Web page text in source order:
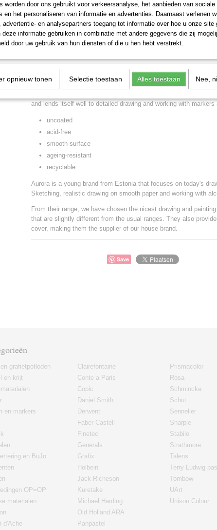
Aurora is een jong merk uit Estland dat zich richt op de
Sketchting, realistisch tekenen op glad paper en het werken met
Uit hun assortiment hebben we de leukste teken-en
maten die net even wat afwijken van de gangbare assortimenten.
Aurora Bristol 18x18cm 300 gram, 20 sheets
This block contains 20 sheets of 300-gram acid-free Bristol
and lends itself well to detailed drawing and working with markers
uncoated
acid-free
smooth surface
ageing-resistant
recyclable
Aurora is a young brand from Estonia that focuses on today's
Sketching, realistic drawing on smooth paper and working with
From their range, we have chosen the nicest drawing and
that are slightly different from the usual ranges. They also
cover, making them the supplier of our house brand.
Save
grafietpotloden
en krijt
en markers
en BuJo
OP=OP
materialen
d'Ache
Clairefontaine
Conte a Paris
Copic
Daniel Smith
Derwent
Faber Castell
Finetec
Generals
Grafix
Holbein
Jack Richeson
Kuretake
Michael Harding
Old Holland ARA
Panpastel
Prismacolor
Rosa
Schmincke
Schut
Sennelier
Sharpie
Stabilo
Strathmore
Talens
Terry Ludwig
Tombow
UArt
Unison Colour
worden door ons gebruikt voor verkeersanalyse, het aanbieden van sociale
en het personaliseren van informatie en advertenties. Daarnaast verlenen
advertentie- en analysepartners toegang tot informatie over hoe u onze site
deze informatie gebruiken in combinatie met andere gegevens die zij
door uw gebruik van hun diensten of die u hen hebt verstrekt.
opnieuw tonen Selectie toestaan Alles toestaan Nee,